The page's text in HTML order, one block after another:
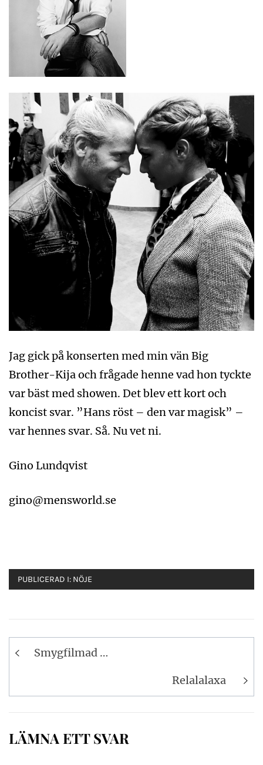
Jag gick på konserten med min vän Big
Brother-Kija och frågade henne vad hon tyckte
var bäst med showen. Det blev ett kort och
koncist svar. ”Hans röst – den var magisk” –
var hennes svar. Så. Nu vet ni.
Gino Lundqvist
gino@mensworld.se
PUBLICERAD I: NÖJE
Inläggsnavigering
Smygfilmad …
Relalalaxa
LÄMNA ETT SVAR